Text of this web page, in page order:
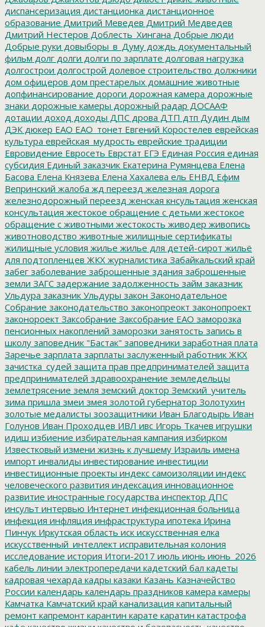
диспансеризация дистанционка дистанционное
образование Дмитрий Меведев Дмитрий Медведев
Дмитрий Нестеров Доблесть_Хингана Добрые люди
Добрые руки довыборы_в_Думу дождь документальный
фильм долг долги долги по зарплате долговая нагрузка
долгострои долгострой долевое строительство должники
дом офицеров дом престарелых домашние животные
допфинансирование дороги дорожная камера дорожные
знаки дорожные камеры дорожный радар ДОСААФ
дотации доход доходы ДПС дрова ДТП дтп Дудин дым
ДЭК дюкер ЕАО ЕАО_тонет Евгений Коростелев еврейская
культура еврейская_мудрость еврейские традиции
Евровидение Евросеть Еврстат ЕГЭ Единая Россия единая
субсидия Единый заказчик Екатерина Румянцева Елена
Басова Елена Князева Елена Хахалева ель ЕНВД Ефим
Вепринский жалоба жд переезд железная дорога
железнодорожный переезд женская кнсультация женская
консультация жестокое обращение с детьми жестокое
обращение с животными жестокость живодер живопись
животноводство животные жилищные сертификаты
жилищные условия жилье жилье для детей-сирот жильё
для подтопленцев ЖКХ журналистика Забайкальский край
забег заболевание заброшенные здания заброшенные
земли ЗАГС задержание задолженность займ заказник
Ульдура заказник Ульдуры закон Законодательное
Собрание законодательство законопреокт законопроект
законороект Заксобрание Заксобрание ЕАО заморозка
пенсионных накоплений заморозки занятость запись в
школу заповедник "Бастак" заповедники заработная плата
Заречье зарплата зарплаты заслуженный работник ЖКХ
зачистка_судей защита прав предпринимателей защита
предпринимателей здравоохранение земледельцы
землетрясение земля земский доктор Земский_учитель
зима пришла змеи змея золотой губернатор Золотухин
золотые медалисты зоозащитники Иван Благодырь Иван
Голунов Иван Проходцев ИВЛ ивс Игорь Ткачев игрушки
идиш избиение избирательная кампания избирком
Известковый измени жизнь к лучшему Израиль имена
импорт инвалиды инвестирование инвестиции
инвестиционные проекты индекс самоизоляции индекс
человеческого развития индексация инновационное
развитие иностранные государства инспектор ДПС
инсульт интервью Интернет инфекционная больница
инфекция инфляция инфраструктура ипотека Ирина
Пинчук Иркутская область иск искусственная елка
искусственный_интеллект исправительная колония
исследование история Итоги-2017 июль июнь июнь_2026
кабель линии электропередачи кадетский бал кадеты
кадровая чехарда кадры казаки Казань Казначейство
России календарь календарь праздников камера камеры
Камчатка Камчатский край канализация капитальный
ремонт капремонт карантин карате каратин катастрофа